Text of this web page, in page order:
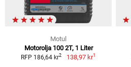
Motul
Motorolja 100 2T, 1 Liter
RFP 186,64 kr2 138,97 kr1